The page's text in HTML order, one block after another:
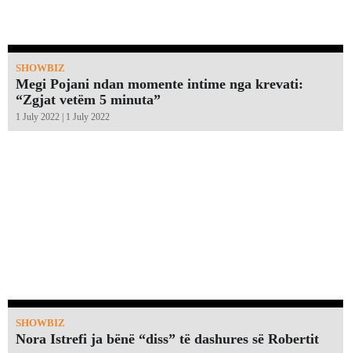
SHOWBIZ
Megi Pojani ndan momente intime nga krevati:
“Zgjat vetëm 5 minuta”￼
1 July 2022 | 1 July 2022
SHOWBIZ
Nora Istrefi ja bënë “diss” të dashures së Robertit